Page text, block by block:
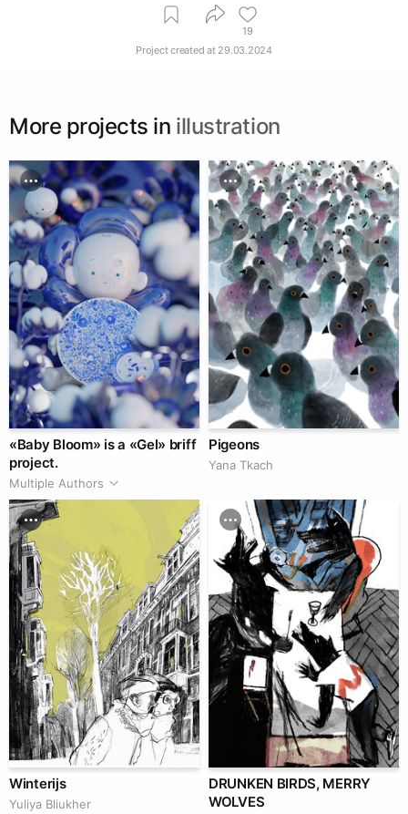
19
Project created at 29.03.2024
More projects in illustration
«Baby Bloom» is a «Gel» briff
project.
Multiple Authors
Pigeons
Yana Tkach
Winterijs
Yuliya Bliukher
DRUNKEN BIRDS, MERRY
WOLVES